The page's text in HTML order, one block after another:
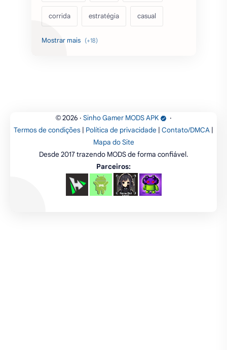
corrida estratégia casual
acarde esportes
luta educação
desenho
artes
© 2026 ‧ Sinho Gamer MODS APK
‧
Termos de condições | Política de privacidade | Contato/DMCA |
Mapa do Site
Desde 2017 trazendo MODS de forma confiável.
Parceiros: